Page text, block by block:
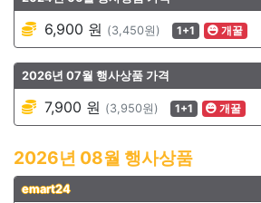
6,900 원 (3,450원) 1+1 개꿀
2026년 07월 행사상품 가격
7,900 원 (3,950원) 1+1 개꿀
2026년 08월 행사상품
emart24